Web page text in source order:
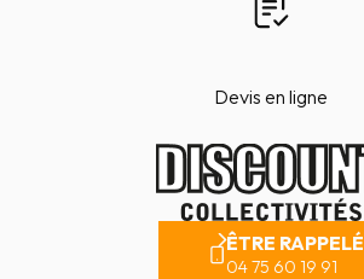
Devis en ligne
ÊTRE RAPPELÉ
04 75 60 19 91